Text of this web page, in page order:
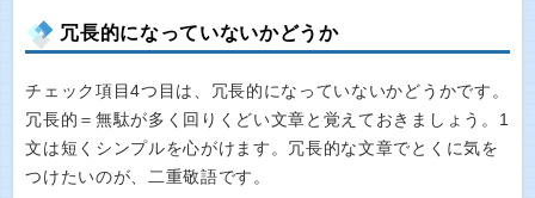
冗長的になっていないかどうか
チェック項目4つ目は、冗長的になっていないかどうかです。
冗長的＝無駄が多く回りくどい文章と覚えておきましょう。1
文は短くシンプルを心がけます。冗長的な文章でとくに気を
つけたいのが、二重敬語です。